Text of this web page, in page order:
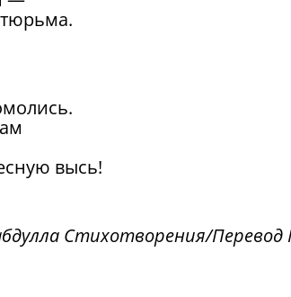
высь!
Стихотворения/